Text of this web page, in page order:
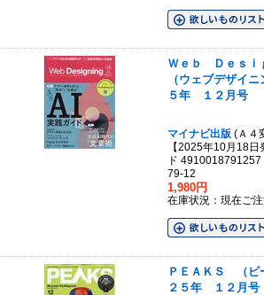
Ｗｅｂ Ｄｅｓｉ
（ウェブデザイ
５年 １２月号
マイナビ出版(Ａ４
【2025年10月18
ド
79-12
1,980円
在庫状況：現在ご
ＰＥＡＫＳ （
２５年 １２月号